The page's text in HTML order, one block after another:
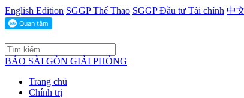
English Edition SGGP Thể Thao SGGP Đầu tư Tài chính 中
BÁO SÀI GÒN GIẢI PHÓNG
Trang chủ
Chính trị